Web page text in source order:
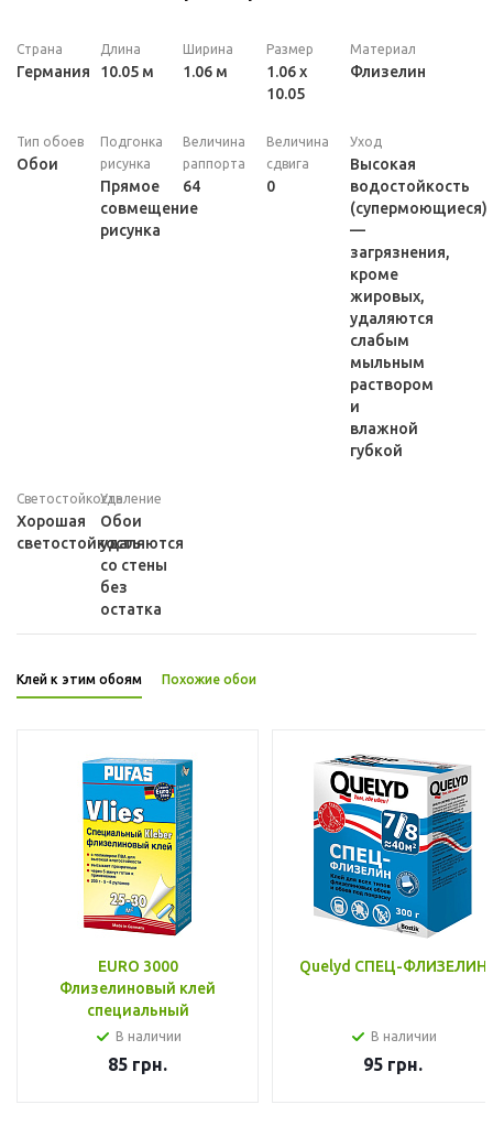
Страна
Германия
Длина
10.05 м
Ширина
1.06 м
Размер
1.06 x
10.05
Материал
Флизелин
Тип обоев
Обои
Подгонка
рисунка
Прямое
совмещение
рисунка
Величина
раппорта
64
Величина
сдвига
0
Уход
Высокая
водостойкость
(супермоющиеся)
—
загрязнения,
кроме
жировых,
удаляются
слабым
мыльным
раствором
и
влажной
губкой
Светостойкость
Хорошая
светостойкость
Удаление
Обои
удаляются
со стены
без
остатка
Клей к этим обоям Похожие обои
EURO 3000
Флизелиновый клей
специальный
В наличии
85 грн.
Quelyd СПЕЦ-ФЛИЗЕЛИН
В наличии
95 грн.